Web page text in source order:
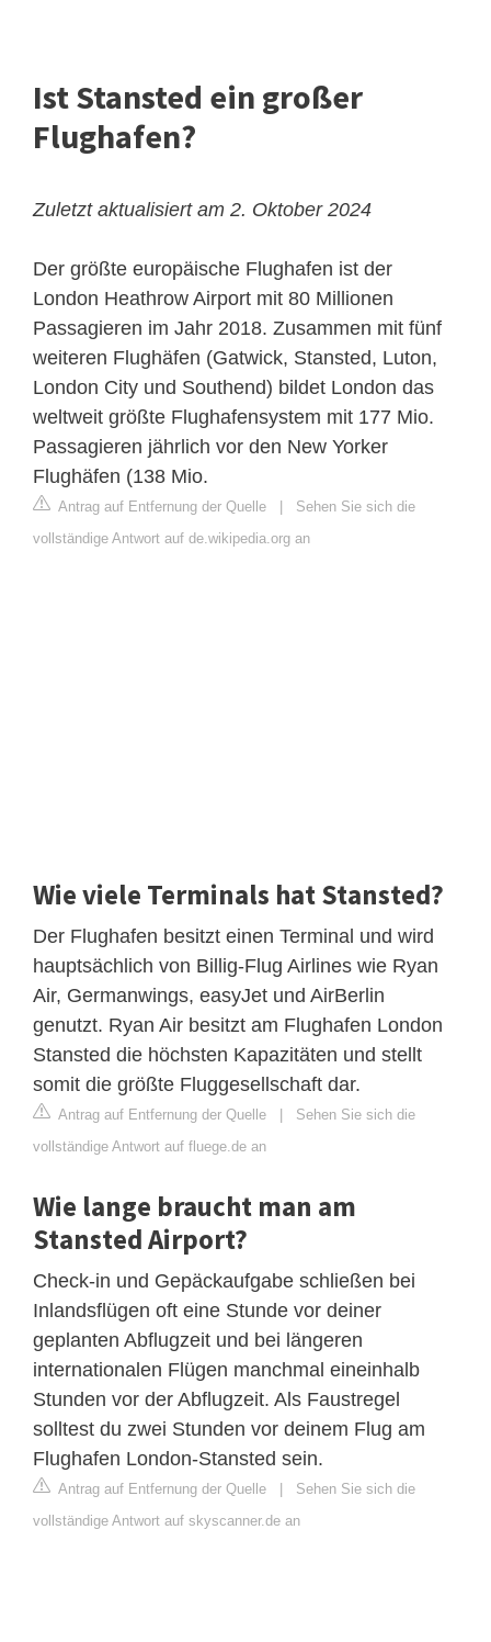
Ist Stansted ein großer
Flughafen?
Zuletzt aktualisiert am 2. Oktober 2024
Der größte europäische Flughafen ist der
London Heathrow Airport mit 80 Millionen
Passagieren im Jahr 2018. Zusammen mit fünf
weiteren Flughäfen (Gatwick, Stansted, Luton,
London City und Southend) bildet London das
weltweit größte Flughafensystem mit 177 Mio.
Passagieren jährlich vor den New Yorker
Flughäfen (138 Mio.
Antrag auf Entfernung der Quelle
Sehen Sie sich die
vollständige Antwort auf de.wikipedia.org an
Wie viele Terminals hat Stansted?
Der Flughafen besitzt einen Terminal und wird
hauptsächlich von Billig-Flug Airlines wie Ryan
Air, Germanwings, easyJet und AirBerlin
genutzt. Ryan Air besitzt am Flughafen London
Stansted die höchsten Kapazitäten und stellt
somit die größte Fluggesellschaft dar.
Antrag auf Entfernung der Quelle
Sehen Sie sich die
vollständige Antwort auf fluege.de an
Wie lange braucht man am
Stansted Airport?
Check-in und Gepäckaufgabe schließen bei
Inlandsflügen oft eine Stunde vor deiner
geplanten Abflugzeit und bei längeren
internationalen Flügen manchmal eineinhalb
Stunden vor der Abflugzeit. Als Faustregel
solltest du zwei Stunden vor deinem Flug am
Flughafen London-Stansted sein.
Antrag auf Entfernung der Quelle
Sehen Sie sich die
vollständige Antwort auf skyscanner.de an